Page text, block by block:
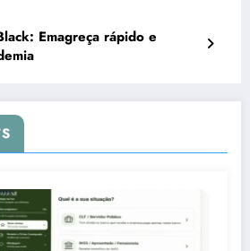
Emagreça rápido e